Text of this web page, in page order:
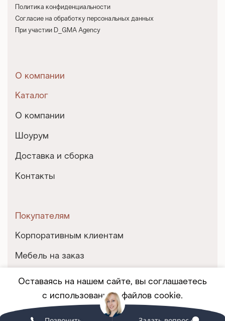
Политика конфиденциальности
Согласие на обработку персональных данных
При участии D_GMA Agency
О компании
Каталог
О компании
Шоурум
Доставка и сборка
Контакты
Покупателям
Корпоративным клиентам
Мебель на заказ
Партнерство
Услуги и сервис
Оставаясь на нашем сайте, вы соглашаетесь
с использованием файлов cookie.